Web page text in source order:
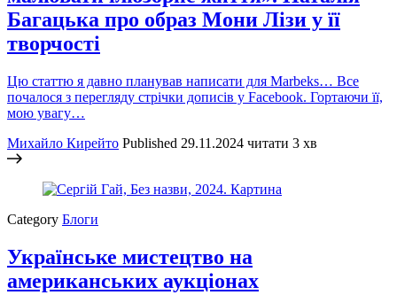
Багацька про образ Мони Лізи у її
творчості
Цю статтю я давно планував написати для Marbeks… Все
почалося з перегляду стрічки дописів у Facebook. Гортаючи її,
мою увагу…
Михайло Кирейто Published 29.11.2024 читати 3 хв
Category Блоги
Українське мистецтво на
американських аукціонах